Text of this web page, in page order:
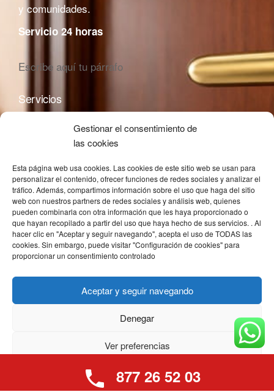
Gestionar el consentimiento de
las cookies
Esta página web usa cookies. Las cookies de este sitio web se usan para
personalizar el contenido, ofrecer funciones de redes sociales y analizar el
tráfico. Además, compartimos información sobre el uso que haga del sitio
web con nuestros partners de redes sociales y análisis web, quienes
pueden combinarla con otra información que les haya proporcionado o
que hayan recopilado a partir del uso que haya hecho de sus servicios. . Al
hacer clic en "Aceptar y seguir navegando", acepta el uso de TODAS las
cookies. Sin embargo, puede visitar "Configuración de cookies" para
proporcionar un consentimiento controlado
Aceptar y seguir navegando
Denegar
Ver preferencias
Política de cookies Política de privacidadAviso legal
y comunidades.
Servicio 24 horas
Escribe aquí tu párrafo
Servicios
Apertura de
puertas
cerraduras
Cambio de
bombines
Reparación de
cerraduras
Cerrajeros 24
horas
Zonas Reus
Ponent
Sant Josep Obrer
Ver todas las
zonas
Política de Privacidad y
877 26 52 03